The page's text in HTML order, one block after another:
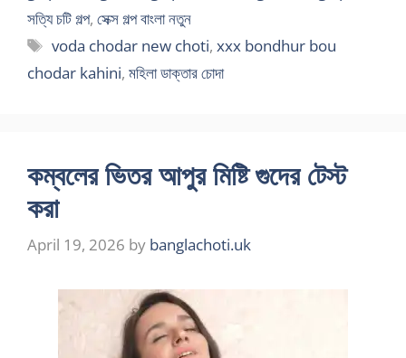
সত্যি চটি গল্প, সেক্স গল্প বাংলা নতুন
Tags
voda chodar new choti,xxx bondhur bou
chodar kahini, মহিলা ডাক্তার চোদা
কম্বলের ভিতর আপুর মিষ্টি গুদের টেস্ট
করা
April 19, 2026 by banglachoti.uk